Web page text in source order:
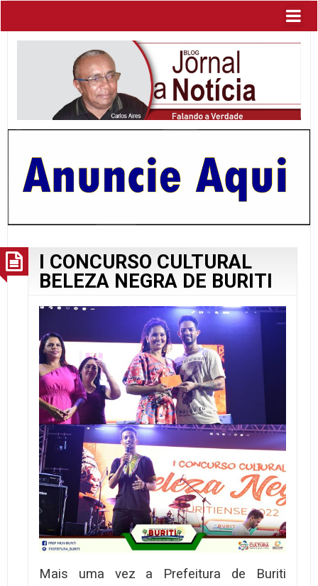
I CONCURSO CULTURAL
BELEZA NEGRA DE BURITI
Mais uma vez a Prefeitura de Buriti